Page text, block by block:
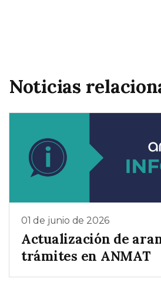
Noticias
01 de junio de 2026
Actualización de
trámites en ANMAT